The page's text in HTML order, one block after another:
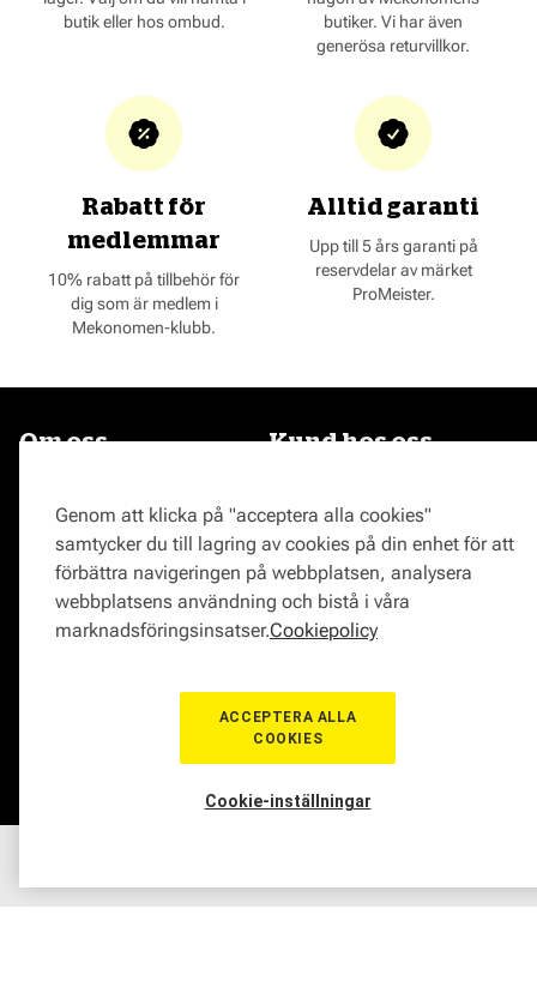
butik eller hos ombud.
butiker. Vi har även
generösa returvillkor.
Rabatt för
medlemmar
10% rabatt på tillbehör för
dig som är medlem i
Mekonomen-klubb.
Alltid garanti
Upp till 5 års garanti på
reservdelar av märket
ProMeister.
Om oss
Jobba på Mekonomen
Press
Kontakta Mekonomen
Tyck till om oss
Varumärken hos Mekonomen
Kund hos oss
Webbshop
Bilverkstad
Butik
Bildelar
Medlemskap
Behandling av
personuppgifter
Serviceavtal
Våra bilverkstäder i Sverige
program
Genom att klicka på "acceptera alla cookies"
samtycker du till lagring av cookies på din enhet för att
förbättra navigeringen på webbplatsen, analysera
webbplatsens användning och bistå i våra
marknadsföringsinsatser.Cookiepolicy
ACCEPTERA ALLA
COOKIES
Cookie-inställningar